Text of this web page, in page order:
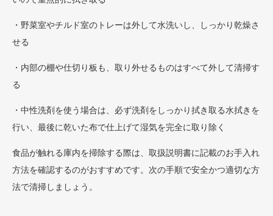
・野菜室やチルド室のトレーは外して水洗いし、しっかり乾燥さ
せる
・内部の棚や仕切り板も、取り外せるものはすべて外して清掃す
る
・中性洗剤を使う場合は、必ず洗剤をしっかり拭き取る水拭きを
行い、最後に乾いた布で仕上げて湿気を完全に取り除く
食品が触れる庫内を掃除する際は、取扱説明書に記載のお手入れ
方法を確認するのがおすすめです。次の手順で安全かつ適切な方
法で清掃しましょう。